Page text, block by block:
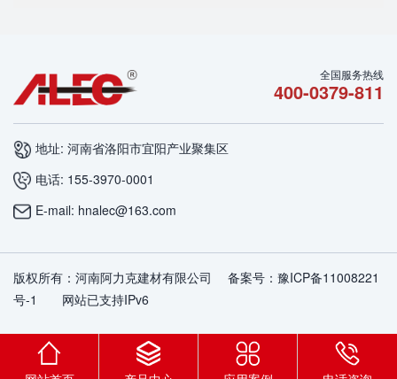
全国服务热线
400-0379-811
地址: 河南省洛阳市宜阳产业聚集区
电话: 155-3970-0001
E-mail: hnalec@163.com
版权所有：河南阿力克建材有限公司 备案号： 豫ICP备11008221
号-1
网站已支持IPv6